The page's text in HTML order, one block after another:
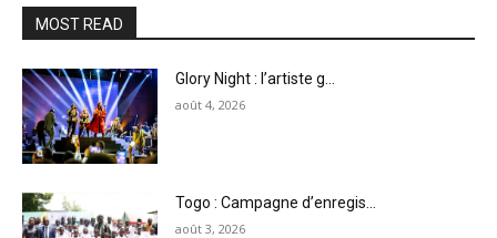
MOST READ
Glory Night : l’artiste g...
août 4, 2026
Togo : Campagne d’enregis...
août 3, 2026